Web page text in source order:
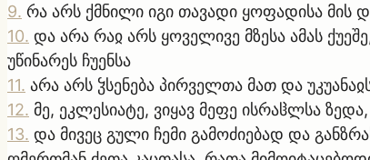
9. რა არს ქმნილი იგი თავადი ყოფადისა მის
10. და არა რაჲ არს ყოველივე მზესა ამას
უწინარეს ჩუენსა
11. არა არს ჴსენება პირველთა მათ და
12. მე, ეკლესიატე, ვიყავ მეფე ისრაჱლსა
13. და მივეც გული ჩემი გამოძიებად და